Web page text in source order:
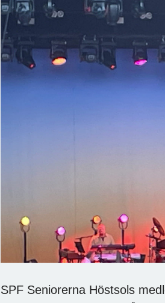
SPF Seniorerna Höstsols